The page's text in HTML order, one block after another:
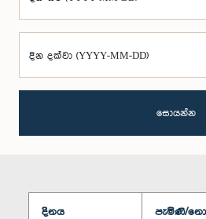
දින දක්වා (YYYY-MM-DD)
සොයන්න
දිනය පැමිණි/